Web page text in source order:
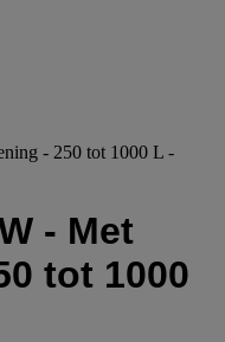
- 250 tot 1000 L -
- Met
tot 1000